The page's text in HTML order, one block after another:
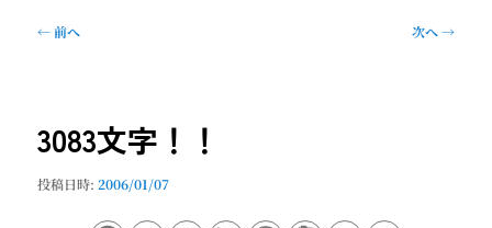
投
ー
ョ
←前へ 次へ→
3083文字！！
投稿日時:2006/01/07